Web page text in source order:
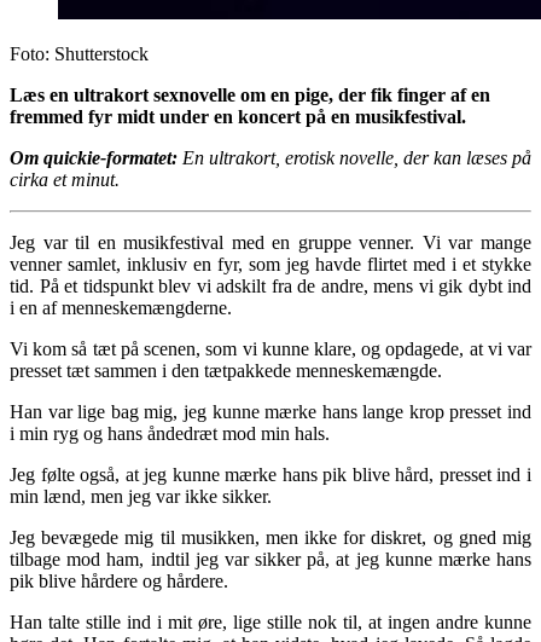
Foto: Shutterstock
Læs en ultrakort sexnovelle om en pige, der fik finger af en
fremmed fyr midt under en koncert på en musikfestival.
Om quickie-formatet: En ultrakort, erotisk novelle, der kan læses på
cirka et minut.
Jeg var til en musikfestival med en gruppe venner. Vi var mange
venner samlet, inklusiv en fyr, som jeg havde flirtet med i et stykke
tid. På et tidspunkt blev vi adskilt fra de andre, mens vi gik dybt ind
i en af ​​menneskemængderne.
Vi kom så tæt på scenen, som vi kunne klare, og opdagede, at vi var
presset tæt sammen i den tætpakkede menneskemængde.
Han var lige bag mig, jeg kunne mærke hans lange krop presset ind
i min ryg og hans åndedræt mod min hals.
Jeg følte også, at jeg kunne mærke hans pik blive hård, presset ind i
min lænd, men jeg var ikke sikker.
Jeg bevægede mig til musikken, men ikke for diskret, og gned mig
tilbage mod ham, indtil jeg var sikker på, at jeg kunne mærke hans
pik blive hårdere og hårdere.
Han talte stille ind i mit øre, lige stille nok til, at ingen andre kunne